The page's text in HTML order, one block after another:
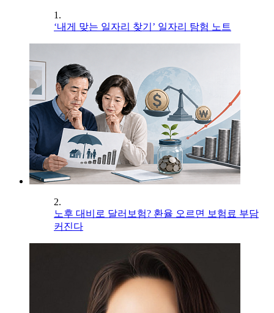
1.
‘내게 맞는 일자리 찾기’ 일자리 탐험 노트
2.
노후 대비로 달러보험? 환율 오르면 보험료 부담
커진다